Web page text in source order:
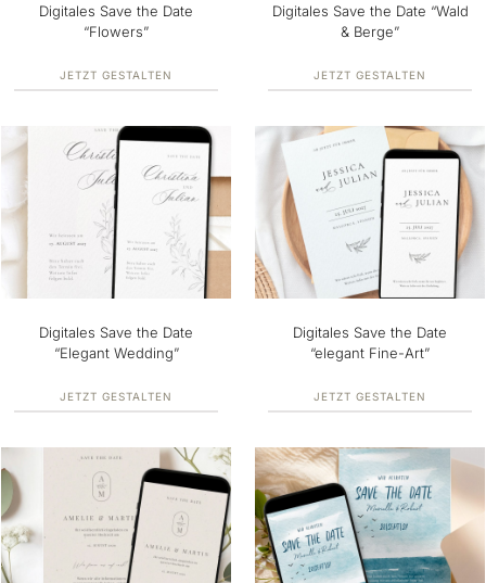
Digitales Save the Date
“Flowers”
JETZT GESTALTEN
Digitales Save the Date “Wald
& Berge”
JETZT GESTALTEN
Digitales Save the Date
“Elegant Wedding”
JETZT GESTALTEN
Digitales Save the Date
“elegant Fine-Art”
JETZT GESTALTEN